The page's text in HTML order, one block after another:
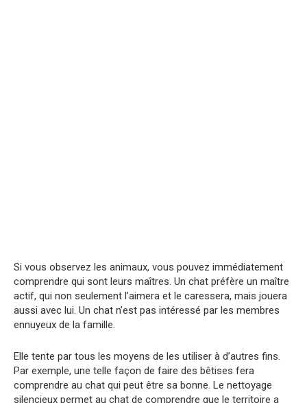
Si vous observez les animaux, vous pouvez immédiatement
comprendre qui sont leurs maîtres. Un chat préfère un maître
actif, qui non seulement l’aimera et le caressera, mais jouera
aussi avec lui. Un chat n’est pas intéressé par les membres
ennuyeux de la famille.
Elle tente par tous les moyens de les utiliser à d’autres fins.
Par exemple, une telle façon de faire des bêtises fera
comprendre au chat qui peut être sa bonne. Le nettoyage
silencieux permet au chat de comprendre que le territoire a